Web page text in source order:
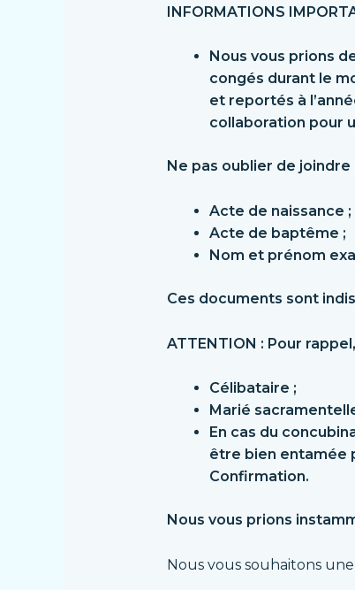
INFORMATIONS
Nous vous prions
congés durant le
et reportés à
collaboration pour
Ne pas oublier de joindre
Acte de naissance ;
Acte de baptême ;
Nom et prénom
Ces documents sont
ATTENTION : Pour
Célibataire ;
Marié
En cas du
être bien entamée
Confirmation.
Nous vous prions
Nous vous souhaitons